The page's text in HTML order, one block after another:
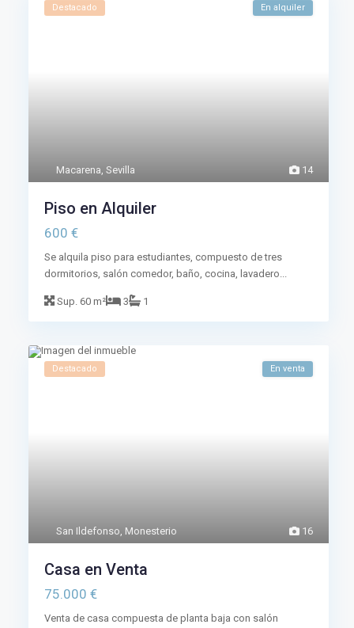
14
Macarena,Sevilla
Destacado En alquiler
Piso en Alquiler
600 €
Se alquila piso para estudiantes, compuesto de tres
dormitorios, salón comedor, baño, cocina, lavadero...
Sup.60 m² 3 1
16
San Ildefonso, Monesterio
Destacado En venta
Casa en Venta
75.000 €
Venta de casa compuesta de planta baja con salón